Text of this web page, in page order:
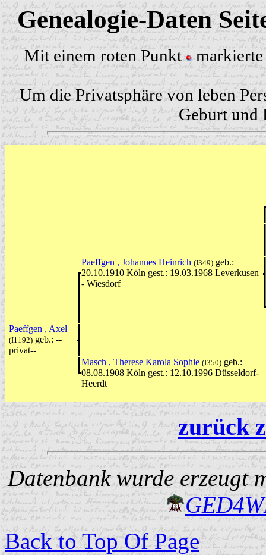
Genealogie-Daten
Mit einem roten Punkt markierte
Um die Privatsphäre von leben
Geburt und
Paeffgen , Johannes Heinrich (I349) geb.:
20.10.1910 Köln gest.: 19.03.1968 Leverkusen
- Wiesdorf
Paeffgen , Axel
(I1192) geb.: --
privat--
Masch , Therese Karola Sophie (I350) geb.:
08.08.1908 Köln gest.: 12.10.1996 Düsseldorf-
Heerdt
zurück
Datenbank wurde erzeugt
Back to Top Of Page